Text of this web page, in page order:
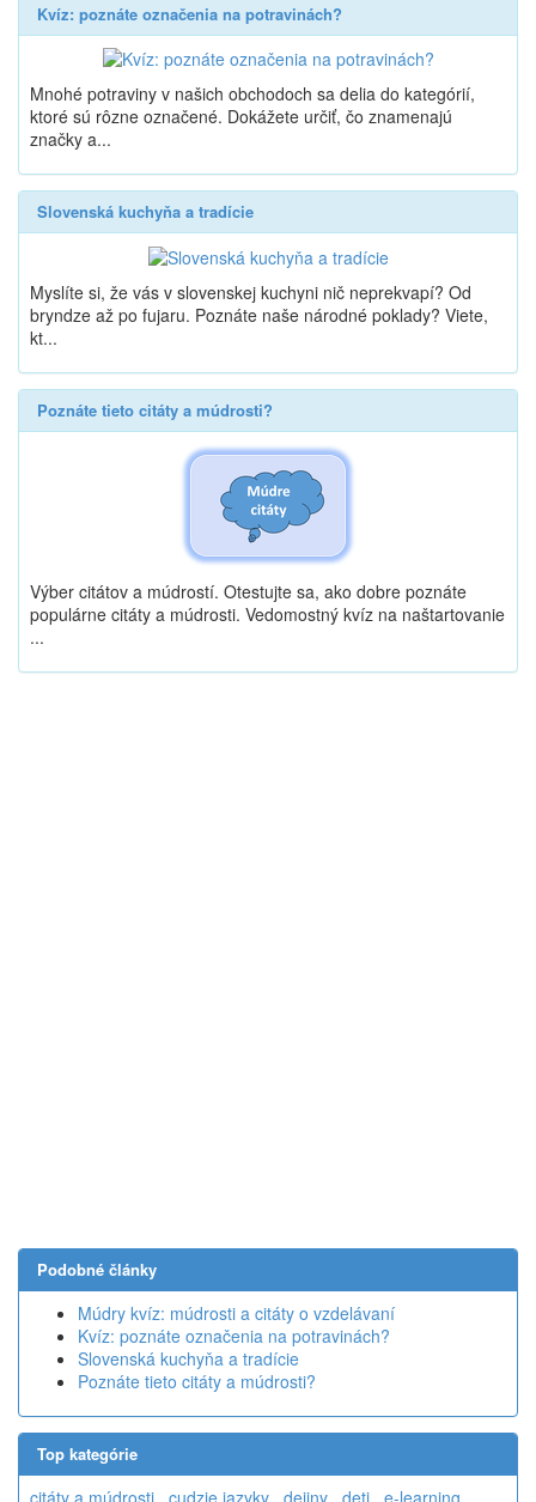
Kvíz: poznáte označenia na potravinách?
Mnohé potraviny v našich obchodoch sa delia do kategórií,
ktoré sú rôzne označené. Dokážete určiť, čo znamenajú
značky a...
Slovenská kuchyňa a tradície
Myslíte si, že vás v slovenskej kuchyni nič neprekvapí? Od
bryndze až po fujaru. Poznáte naše národné poklady? Viete,
kt...
Poznáte tieto citáty a múdrosti?
Výber citátov a múdrostí. Otestujte sa, ako dobre poznáte
populárne citáty a múdrosti. Vedomostný kvíz na naštartovanie
...
Podobné články
Múdry kvíz: múdrosti a citáty o vzdelávaní
Kvíz: poznáte označenia na potravinách?
Slovenská kuchyňa a tradície
Poznáte tieto citáty a múdrosti?
Top kategórie